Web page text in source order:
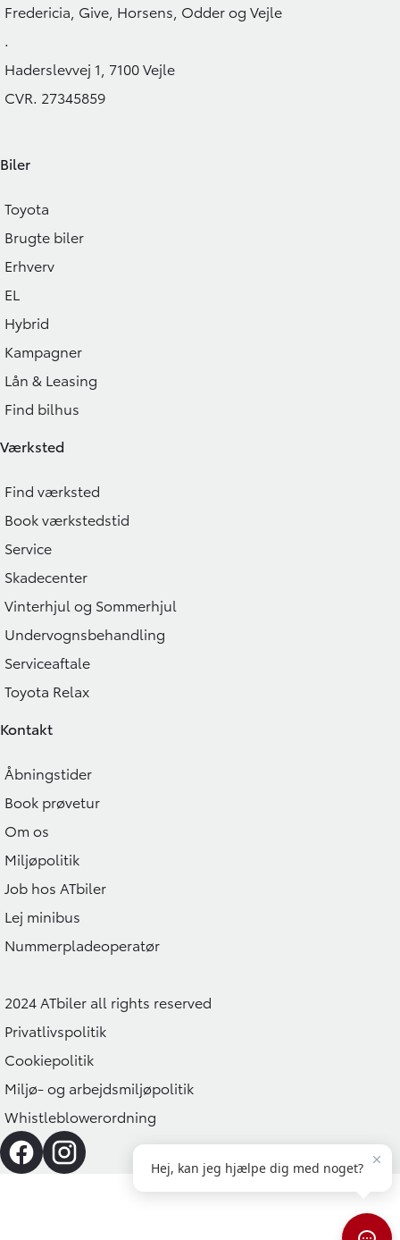
FINANSIERING
Fredericia, Give, Horsens, Odder og Vejle
.
Haderslevvej 1, 7100 Vejle
CVR. 27345859
Biler
Toyota
Brugte biler
Erhverv
EL
Hybrid
Kampagner
Lån & Leasing
Find bilhus
Værksted
Find værksted
Book værkstedstid
Service
Skadecenter
Vinterhjul og Sommerhjul
Undervognsbehandling
Serviceaftale
Toyota Relax
Kontakt
Åbningstider
Book prøvetur
Om os
Miljøpolitik
Job hos ATbiler
Lej minibus
Nummerpladeoperatør
2024 ATbiler all rights reserved
Privatlivspolitik
Cookiepolitik
Miljø- og arbejdsmiljøpolitik
Whistleblowerordning